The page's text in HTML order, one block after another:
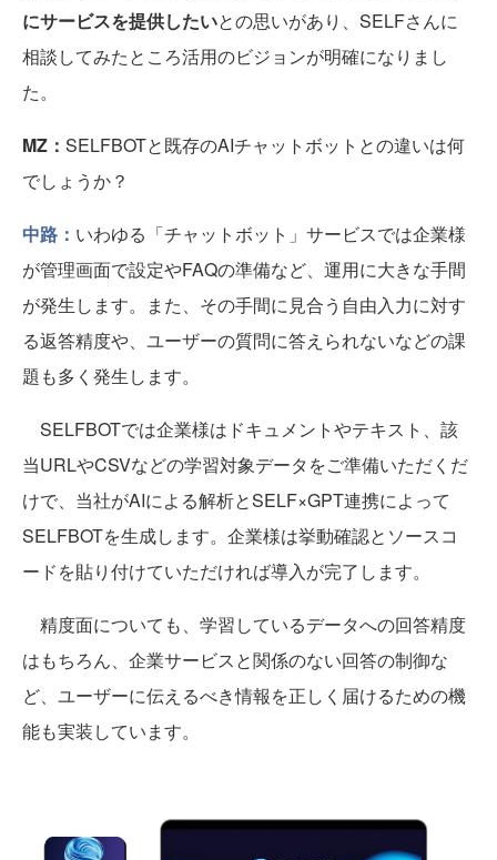
にサービスを提供したいとの思いがあり、SELFさんに
相談してみたところ活用のビジョンが明確になりまし
た。
MZ： SELFBOTと既存のAIチャットボットとの違いは何
でしょうか？
中路： いわゆる「チャットボット」サービスでは企業様
が管理画面で設定やFAQの準備など、運用に大きな手間
が発生します。また、その手間に見合う自由入力に対す
る返答精度や、ユーザーの質問に答えられないなどの課
題も多く発生します。
SELFBOTでは企業様はドキュメントやテキスト、該
当URLやCSVなどの学習対象データをご準備いただくだ
けで、当社がAIによる解析とSELF×GPT連携によって
SELFBOTを生成します。企業様は挙動確認とソースコ
ードを貼り付けていただければ導入が完了します。
精度面についても、学習しているデータへの回答精度
はもちろん、企業サービスと関係のない回答の制御な
ど、ユーザーに伝えるべき情報を正しく届けるための機
能も実装しています。